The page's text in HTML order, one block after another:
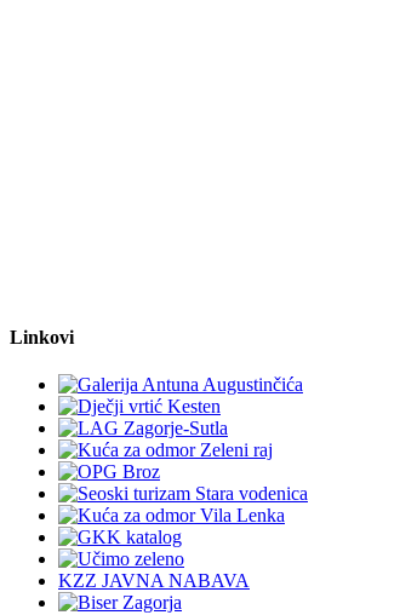
Linkovi
KZZ JAVNA NABAVA